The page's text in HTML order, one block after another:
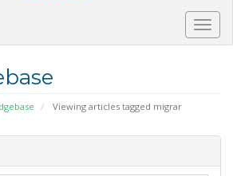
Viewing articles tagged migrar